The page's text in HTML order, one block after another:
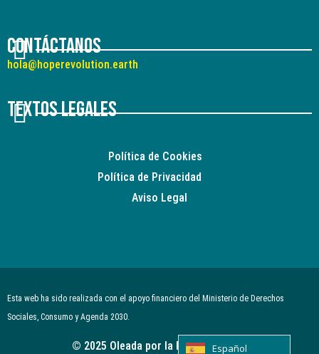
Contáctanos
hola@hoperevolution.earth
Textos legales
Política de Cookies
Política de Privacidad
Aviso Legal
Esta web ha sido realizada con el apoyo financiero del Ministerio de Derechos
Sociales, Consumo y Agenda 2030.
© 2025 Oleada por la Regeneración.
Español